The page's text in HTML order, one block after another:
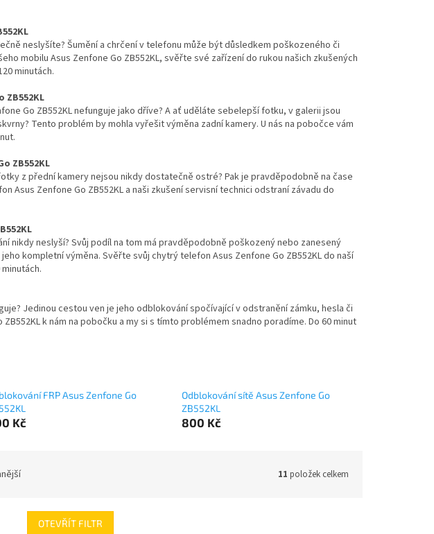
neslyšíte? Šumění a chrčení v telefonu může být důsledkem poškozeného či
mobilu Asus Zenfone Go ZB552KL, svěřte své zařízení do rukou našich zkušených
minutách.
ZB552KL
Go ZB552KL nefunguje jako dříve? A ať uděláte sebelepší fotku, v galerii jsou
Tento problém by mohla vyřešit výměna zadní kamery. U nás na pobočce vám
ZB552KL
z přední kamery nejsou nikdy dostatečně ostré? Pak je pravděpodobně na čase
Asus Zenfone Go ZB552KL a naši zkušení servisní technici odstraní závadu do
nikdy neslyší? Svůj podíl na tom má pravděpodobně poškozený nebo zanesený
kompletní výměna. Svěřte svůj chytrý telefon Asus Zenfone Go ZB552KL do naší
Jedinou cestou ven je jeho odblokování spočívající v odstranění zámku, hesla či
k nám na pobočku a my si s tímto problémem snadno poradíme. Do 60 minut
FRP Asus Zenfone Go
Kč
Odblokování sítě Asus Zenfone Go
ZB552KL
800 Kč
11 položek celkem
OTEVŘÍT FILTR